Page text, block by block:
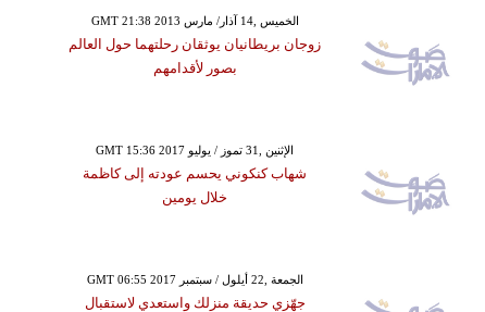
GMT 21:38 2013 الخميس ,14 آذار/ مارس
زوجان بريطانيان يوثقان رحلتهما حول العالم
بصور لأقدامهم
GMT 15:36 2017 الإثنين ,31 تموز / يوليو
شهاب كنكوني يحسم عودته إلى كاظمة
خلال يومين
GMT 06:55 2017 الجمعة ,22 أيلول / سبتمبر
جهّزي حديقة منزلك واستعدي لاستقبال